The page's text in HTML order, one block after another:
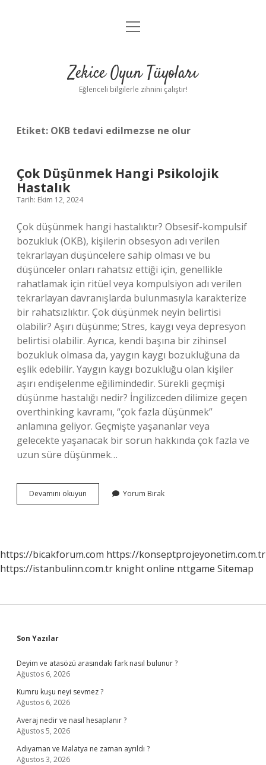
Anasayfa
Yasal Uyarı
menüyü
Zekice Oyun Tüyoları
Eğlenceli bilgilerle zihnini çalıştır!
Etiket: OKB tedavi edilmezse ne olur
Çok Düşünmek Hangi Psikolojik
Hastalık
Tarih: Ekim 12, 2024
Çok düşünmek hangi hastalıktır? Obsesif-kompulsif
bozukluk (OKB), kişilerin obsesyon adı verilen
tekrarlayan düşüncelere sahip olması ve bu
düşünceler onları rahatsız ettiği için, genellikle
rahatlamak için ritüel veya kompulsiyon adı verilen
tekrarlayan davranışlarda bulunmasıyla karakterize
bir rahatsızlıktır. Çok düşünmek neyin belirtisi
olabilir? Aşırı düşünme; Stres, kaygı veya depresyon
belirtisi olabilir. Ayrıca, kendi başına bir zihinsel
bozukluk olmasa da, yaygın kaygı bozukluğuna da
eşlik edebilir. Yaygın kaygı bozukluğu olan kişiler
aşırı endişelenme eğilimindedir. Sürekli geçmişi
düşünme hastalığı nedir? İngilizceden dilimize geçen
overthinking kavramı, “çok fazla düşünmek”
anlamına geliyor. Geçmişte yaşananlar veya
gelecekte yaşanacak bir sorun hakkında çok fazla ve
uzun süre düşünmek…
Devamını okuyun
Düşünmek
Yorum Bırak
https://bicakforum.com https://konseptprojeyonetim.com.tr
https://istanbulinn.com.tr knight online nttgame Sitemap
Sidebar
Son Yazılar
Deyim ve atasözü arasındaki fark nasıl bulunur ?
Ağustos 6, 2026
Kumru kuşu neyi sevmez ?
Ağustos 6, 2026
Averaj nedir ve nasıl hesaplanır ?
Ağustos 5, 2026
Adıyaman ve Malatya ne zaman ayrıldı ?
Ağustos 3, 2026